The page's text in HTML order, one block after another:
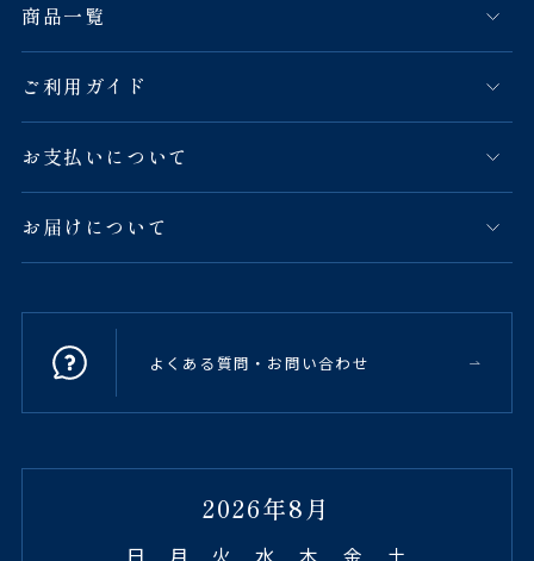
商品一覧
ご利用ガイド
お支払いについて
お届けについて
よくある質問・お問い合わせ
2026年8月
日 月 火 水 木 金 土